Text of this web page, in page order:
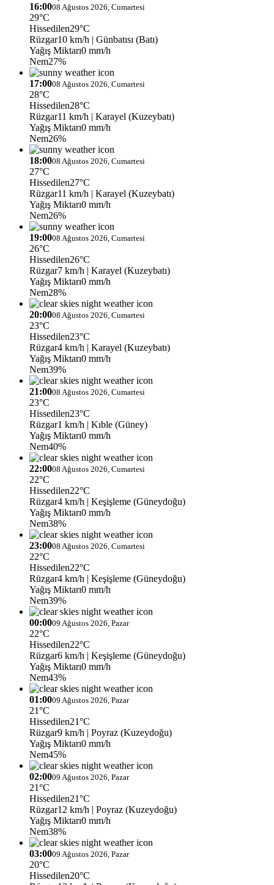
16:0008 Ağustos 2026, Cumartesi
29°C
Hissedilen29°C
Rüzgar10 km/h | Günbatısı (Batı)
Yağış Miktarı0 mm/h
Nem27%
17:0008 Ağustos 2026, Cumartesi
28°C
Hissedilen28°C
Rüzgar11 km/h | Karayel (Kuzeybatı)
Yağış Miktarı0 mm/h
Nem26%
18:0008 Ağustos 2026, Cumartesi
27°C
Hissedilen27°C
Rüzgar11 km/h | Karayel (Kuzeybatı)
Yağış Miktarı0 mm/h
Nem26%
19:0008 Ağustos 2026, Cumartesi
26°C
Hissedilen26°C
Rüzgar7 km/h | Karayel (Kuzeybatı)
Yağış Miktarı0 mm/h
Nem28%
20:0008 Ağustos 2026, Cumartesi
23°C
Hissedilen23°C
Rüzgar4 km/h | Karayel (Kuzeybatı)
Yağış Miktarı0 mm/h
Nem39%
21:0008 Ağustos 2026, Cumartesi
23°C
Hissedilen23°C
Rüzgar1 km/h | Kıble (Güney)
Yağış Miktarı0 mm/h
Nem40%
22:0008 Ağustos 2026, Cumartesi
22°C
Hissedilen22°C
Rüzgar4 km/h | Keşişleme (Güneydoğu)
Yağış Miktarı0 mm/h
Nem38%
23:0008 Ağustos 2026, Cumartesi
22°C
Hissedilen22°C
Rüzgar4 km/h | Keşişleme (Güneydoğu)
Yağış Miktarı0 mm/h
Nem39%
00:0009 Ağustos 2026, Pazar
22°C
Hissedilen22°C
Rüzgar6 km/h | Keşişleme (Güneydoğu)
Yağış Miktarı0 mm/h
Nem43%
01:0009 Ağustos 2026, Pazar
21°C
Hissedilen21°C
Rüzgar9 km/h | Poyraz (Kuzeydoğu)
Yağış Miktarı0 mm/h
Nem45%
02:0009 Ağustos 2026, Pazar
21°C
Hissedilen21°C
Rüzgar12 km/h | Poyraz (Kuzeydoğu)
Yağış Miktarı0 mm/h
Nem38%
03:0009 Ağustos 2026, Pazar
20°C
Hissedilen20°C